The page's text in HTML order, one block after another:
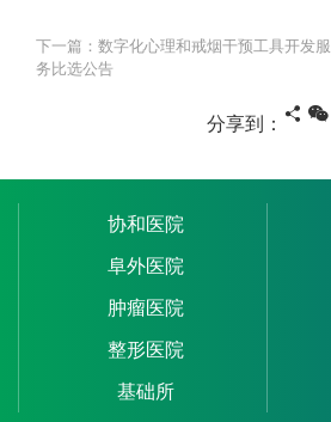
下一篇：数字化心理和戒烟干预工具开发服
务比选公告
分享到：
协和医院
阜外医院
肿瘤医院
整形医院
基础所